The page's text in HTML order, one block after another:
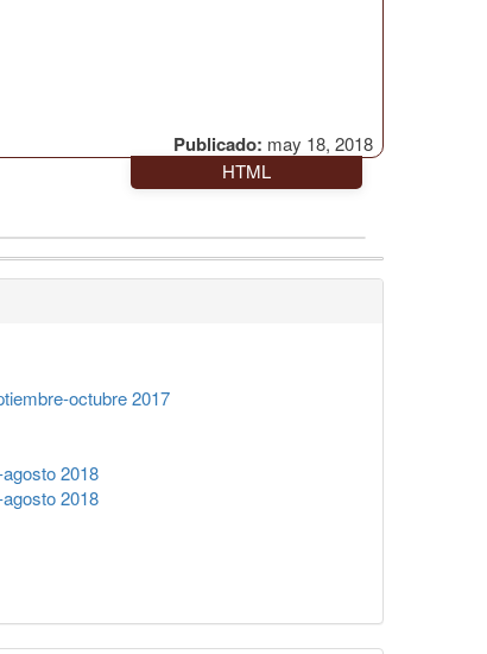
Publicado: may 18, 2018
HTML
octubre 2017
2018
2018